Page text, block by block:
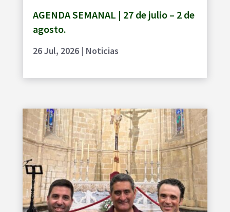
AGENDA SEMANAL | 27 de julio – 2 de
agosto.
26 Jul, 2026| Noticias